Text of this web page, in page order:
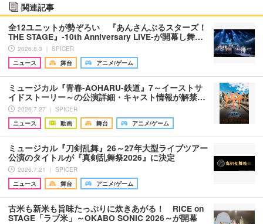
関連記事
全12ユニットが勢ぞろい 『あんさんぶるスターズ！
THE STAGE』-10th Anniversary LIVE-が開幕し舞…
2026.8.3 ｜ SPICER
ニュース
舞台 アニメ/ゲーム
ミュージカル『青春-AOHARU-鉄道』7～イーストサ
イドストーリー～の公演詳細・キャスト情報が解禁…
2026.7.27 ｜ SPICER
ニュース
動画 舞台 アニメ/ゲーム
ミュージカル『刀剣乱舞』26～27年大型ライブツアー
公演のタイトルが『真剣乱舞祭2026』に決定
2026.7.21 ｜ SPICER
ニュース
舞台 アニメ/ゲーム
古米も新米も旨味たっぷりに炊きあがる！ RICE on
STAGE「ラブ米」～OKABO SONIC 2026～が開幕